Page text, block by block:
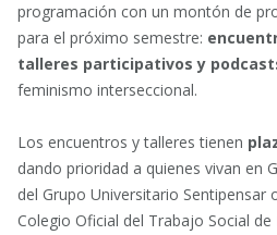
programación con un montón de
para el próximo semestre:
talleres participativos y
feminismo interseccional.
Los encuentros y talleres tienen
dando prioridad a quienes vivan en
del Grupo Universitario Sentipensar
Colegio Oficial del Trabajo Social